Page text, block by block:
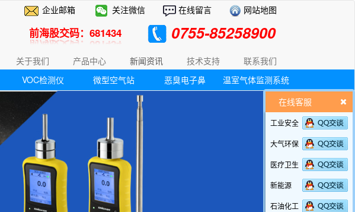
企业邮箱 关注微信 在线留言 网站地图
前海股交码：681434 0755-85258900
关于我们 产品中心 新闻资讯 技术支持
联系我们
VOC检测仪 微型空气站 恶臭电子鼻 温室气体监测系统
在线客服
工业安全
大气环保
医疗卫生
新能源
石油化工